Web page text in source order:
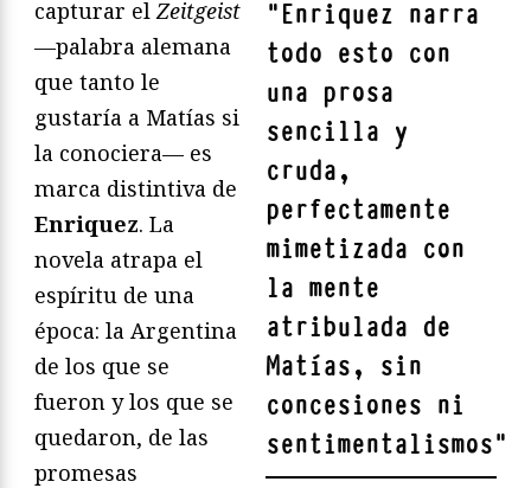
"Enriquez narra
todo esto con
una prosa
sencilla y
cruda,
perfectamente
mimetizada con
la mente
atribulada de
Matías, sin
concesiones ni
sentimentalismos"
capturar el Zeitgeist
—palabra alemana
que tanto le
gustaría a Matías si
la conociera— es
marca distintiva de
Enriquez. La
novela atrapa el
espíritu de una
época: la Argentina
de los que se
fueron y los que se
quedaron, de las
promesas